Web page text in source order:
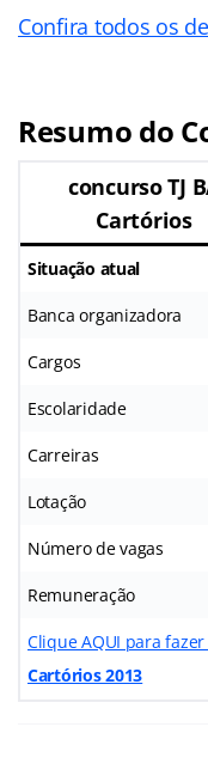
Confira todos os
Resumo do
concurso TJ
Cartórios
Situação atual
Banca organizadora
Cargos
Escolaridade
Carreiras
Lotação
Número de vagas
Remuneração
Clique AQUI para
Cartórios 2013